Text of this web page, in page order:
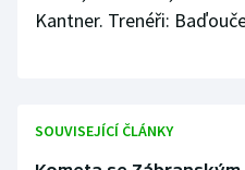
Kantner. Trenéři:
SOUVISEJÍCÍ ČLÁNKY